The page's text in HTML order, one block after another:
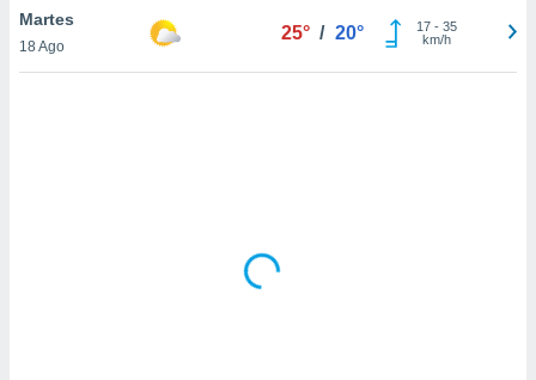
el sitio
se
Martes
18 Ago
25° / 20° 17- 35
km/h